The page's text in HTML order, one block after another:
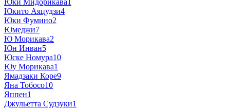
Юкито Аяцудзи4
Юки Фумино2
Юмеджи7
Ю Морикава2
Юн Инван5
Юске Номура10
Юу Морикава1
Ямадзаки Коре9
Яна Тобосо10
Яппен1
Джульетта Судзуки1